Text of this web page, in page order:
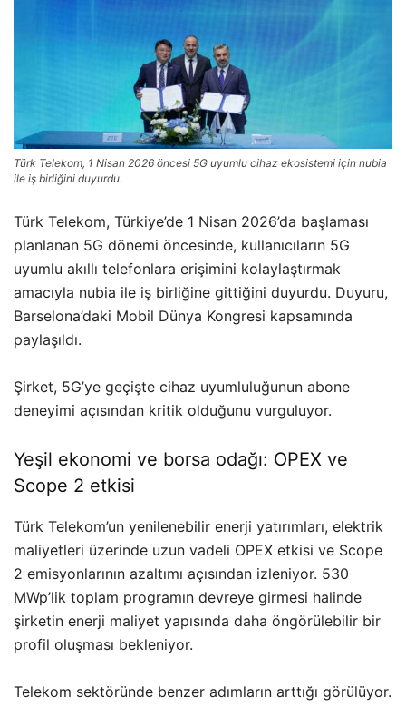
Türk Telekom, 1 Nisan 2026 öncesi 5G uyumlu cihaz ekosistemi için nubia
ile iş birliğini duyurdu.
Türk Telekom, Türkiye’de 1 Nisan 2026’da başlaması
planlanan 5G dönemi öncesinde, kullanıcıların 5G
uyumlu akıllı telefonlara erişimini kolaylaştırmak
amacıyla nubia ile iş birliğine gittiğini duyurdu. Duyuru,
Barselona’daki Mobil Dünya Kongresi kapsamında
paylaşıldı.
Şirket, 5G’ye geçişte cihaz uyumluluğunun abone
deneyimi açısından kritik olduğunu vurguluyor.
Yeşil ekonomi ve borsa odağı: OPEX ve
Scope 2 etkisi
Türk Telekom’un yenilenebilir enerji yatırımları, elektrik
maliyetleri üzerinde uzun vadeli OPEX etkisi ve Scope
2 emisyonlarının azaltımı açısından izleniyor. 530
MWp’lik toplam programın devreye girmesi halinde
şirketin enerji maliyet yapısında daha öngörülebilir bir
profil oluşması bekleniyor.
Telekom sektöründe benzer adımların arttığı görülüyor.